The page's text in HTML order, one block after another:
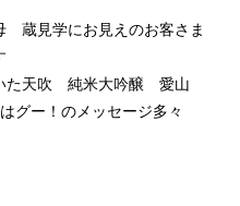
蔵見学にお見えのお客さま
いた天吹 純米大吟醸 愛山
グー！のメッセージ多々